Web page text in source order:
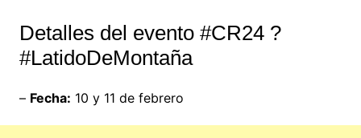
Detalles del evento #CR24 ?
#LatidoDeMontaña
– Fecha: 10 y 11 de febrero